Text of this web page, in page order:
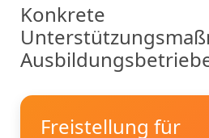
Konkrete
Freistellung für